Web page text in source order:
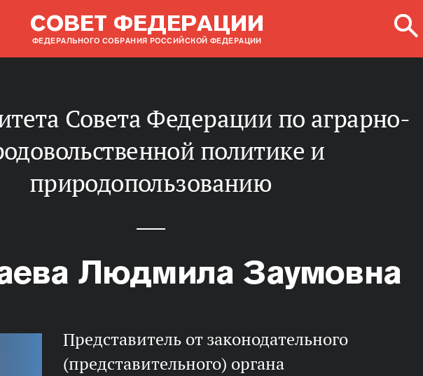
СОВЕТ ФЕДЕРАЦИИ
ФЕДЕРАЛЬНОГО СОБРАНИЯ РОССИЙСКОЙ ФЕДЕРАЦИИ
политике и
природопользованию
Людмила Заумовна
представитель от законодательного
(представительного) органа